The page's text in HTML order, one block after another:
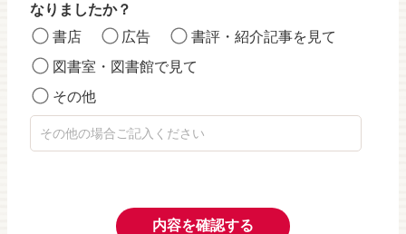
なりましたか？
書店
広告
書評・紹介記事を見て
図書室・図書館で見て
その他
内容を確認する